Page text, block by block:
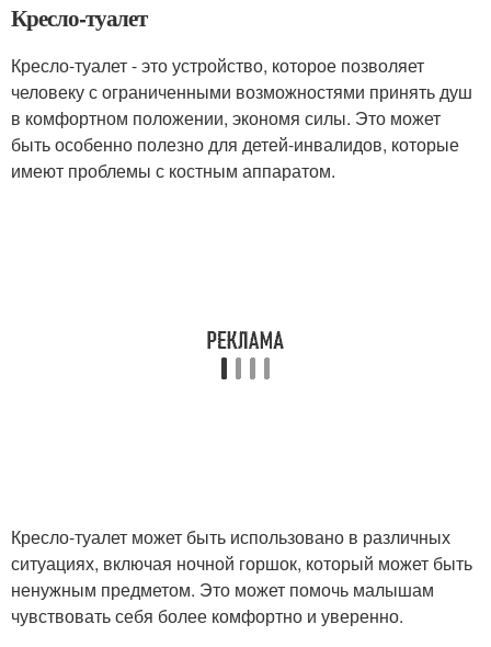
Кресло-туалет
Кресло-туалет - это устройство, которое позволяет
человеку с ограниченными возможностями принять душ
в комфортном положении, экономя силы. Это может
быть особенно полезно для детей-инвалидов, которые
имеют проблемы с костным аппаратом.
Кресло-туалет может быть использовано в различных
ситуациях, включая ночной горшок, который может быть
ненужным предметом. Это может помочь малышам
чувствовать себя более комфортно и уверенно.